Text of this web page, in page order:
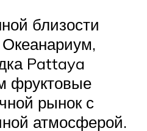
близости
Pattaya
фруктовые
рынок с
атмосферой.